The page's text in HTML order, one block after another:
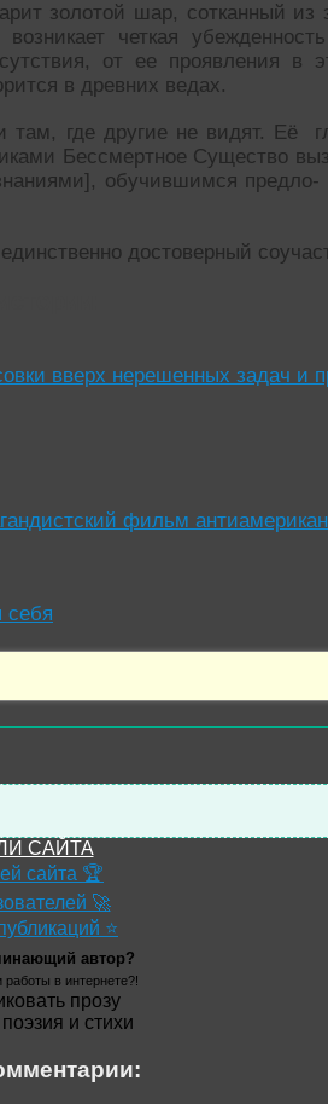
золотой шар, сотканный из
возникает четкая
от ее проявления в
в древних ведах.
там, где другие не видят. Её
Бессмертное Существо
обучившимся
достоверный
вверх нерешенных задач и
фильм
себя
САЙТА
сайта 🏆
🚀
⭐
автор?
работы в интернете?!
прозу
и стихи